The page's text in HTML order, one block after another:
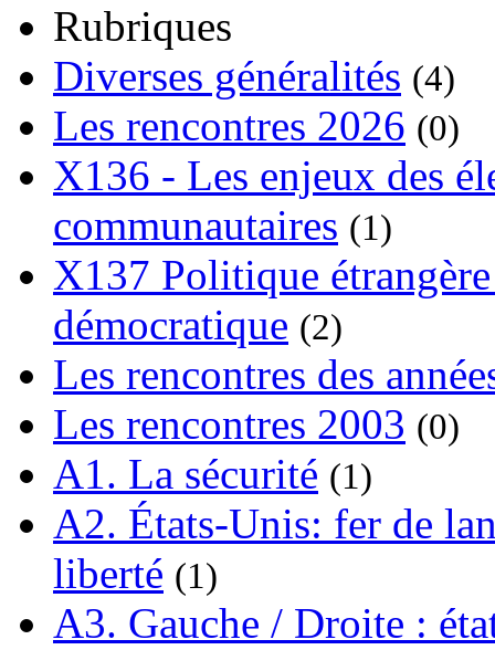
Rubriques
Diverses généralités (4)
Les rencontres 2026 (0)
X136 - Les enjeux des
communautaires (1)
X137 Politique
démocratique (2)
Les rencontres des
Les rencontres 2003 (0)
A1. La sécurité (1)
A2. États-Unis: fer de
liberté (1)
A3. Gauche / Droite :